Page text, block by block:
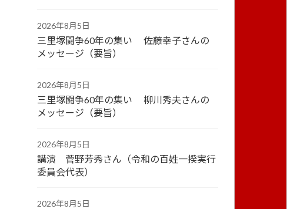
2026年8月5日
三里塚闘争60年の集い 佐藤幸子さんの
メッセージ（要旨）
2026年8月5日
三里塚闘争60年の集い 柳川秀夫さんの
メッセージ（要旨）
2026年8月5日
講演 菅野芳秀さん（令和の百姓一揆実行
委員会代表）
2026年8月5日